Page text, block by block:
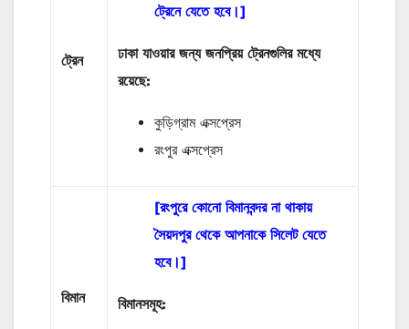
ট্রেন
ট্রেনে যেতে হবে।]
ঢাকা যাওয়ার জন্য জনপ্রিয় ট্রেনগুলির মধ্যে
রয়েছে:
কুড়িগ্রাম এক্সপ্রেস
রংপুর এক্সপ্রেস
বিমান
[রংপুরে কোনো বিমানবন্দর না থাকায়
সৈয়দপুর থেকে আপনাকে সিলেট যেতে
হবে।]
বিমানসমূহ: